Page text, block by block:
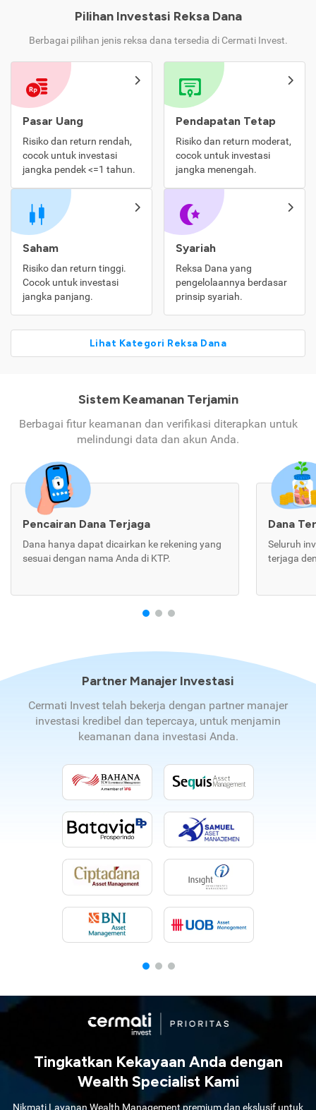
Pilihan Investasi Reksa Dana
Berbagai pilihan jenis reksa dana tersedia di Cermati Invest.
Pasar Uang
Risiko dan return rendah,
cocok untuk investasi
jangka pendek <=1 tahun.
Pendapatan Tetap
Risiko dan return moderat,
cocok untuk investasi
jangka menengah.
Saham
Risiko dan return tinggi.
Cocok untuk investasi
jangka panjang.
Syariah
Reksa Dana yang
pengelolaannya berdasar
prinsip syariah.
Lihat Kategori Reksa Dana
Sistem Keamanan Terjamin
Berbagai fitur keamanan dan verifikasi diterapkan untuk
melindungi data dan akun Anda.
Pencairan Dana Terjaga
Dana hanya dapat dicairkan ke rekening yang
sesuai dengan nama Anda di KTP.
Dana
Seluruh
terjaga
Partner Manajer Investasi
Cermati Invest telah bekerja dengan partner manajer
investasi kredibel dan tepercaya, untuk menjamin
keamanan dana investasi Anda.
Tingkatkan Kekayaan Anda dengan
Wealth Specialist Kami
Nikmati Layanan Wealth Management premium dan ekslusif untuk